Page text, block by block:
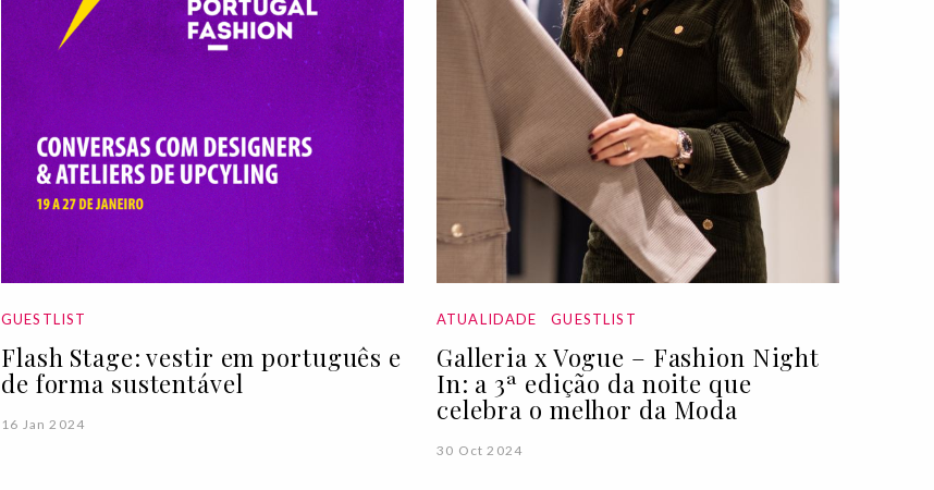
GUESTLIST
Flash Stage: vestir em português e
de forma sustentável
16 Jan 2024
ATUALIDADE GUESTLIST
Galleria x Vogue – Fashion Night
In: a 3ª edição da noite que
celebra o melhor da Moda
30 Oct 2024